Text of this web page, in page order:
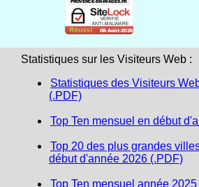
Statistiques sur les Visiteurs Web :
Statistiques des Visiteurs
(.PDF)
Top Ten mensuel en début
Top 20 des plus grandes
début d'année 2026 (.PDF)
Top Ten mensuel année